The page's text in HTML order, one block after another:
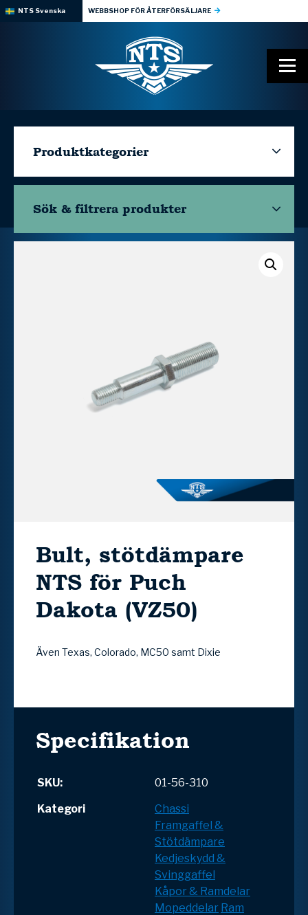
NTS Svenska WEBBSHOP FÖR ÅTERFÖRSÄLJARE
Produktkategorier
Sök & filtrera produkter
Bult, stötdämpare
NTS för Puch
Dakota (VZ50)
Även Texas, Colorado, MC50 samt Dixie
Specifikation
SKU:
01-56-310
Kategori
Chassi
Framgaffel &
Stötdämpare
Kedjeskydd &
Svinggaffel
Kåpor & Ramdelar
Mopeddelar Ram